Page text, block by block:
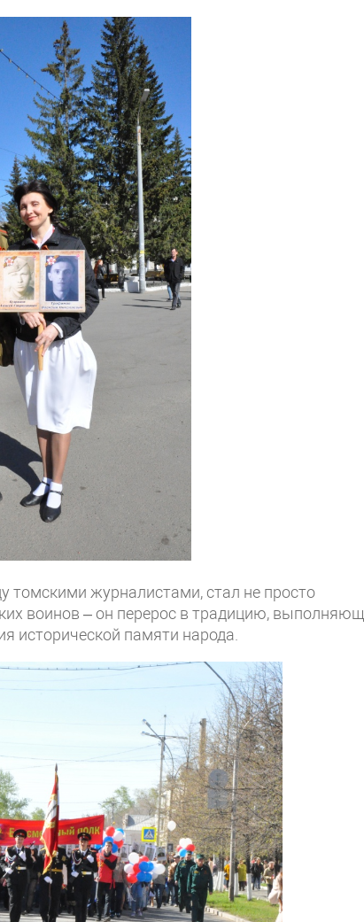
томскими журналистами, стал не просто
воинов – он перерос в традицию,
исторической памяти народа.